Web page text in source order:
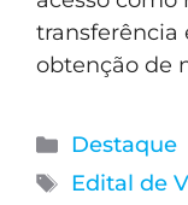
transferência
obtenção de
Destaque
Edital de